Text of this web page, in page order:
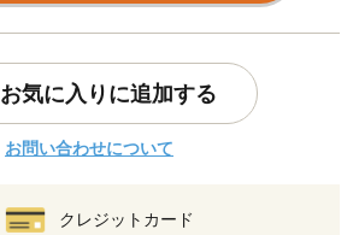
お気に入りに追加する
お問い合わせについて
クレジットカード